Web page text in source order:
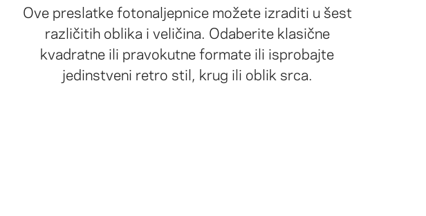
Ove preslatke fotonaljepnice možete izraditi u šest
različitih oblika i veličina. Odaberite klasične
kvadratne ili pravokutne formate ili isprobajte
jedinstveni retro stil, krug ili oblik srca.